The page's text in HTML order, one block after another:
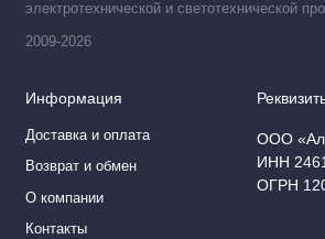
электротехнической и светотехнической
2009-2026
Информация
Доставка и оплата
Возврат и обмен
О компании
Контакты
ООО
ИНН
ОГРН